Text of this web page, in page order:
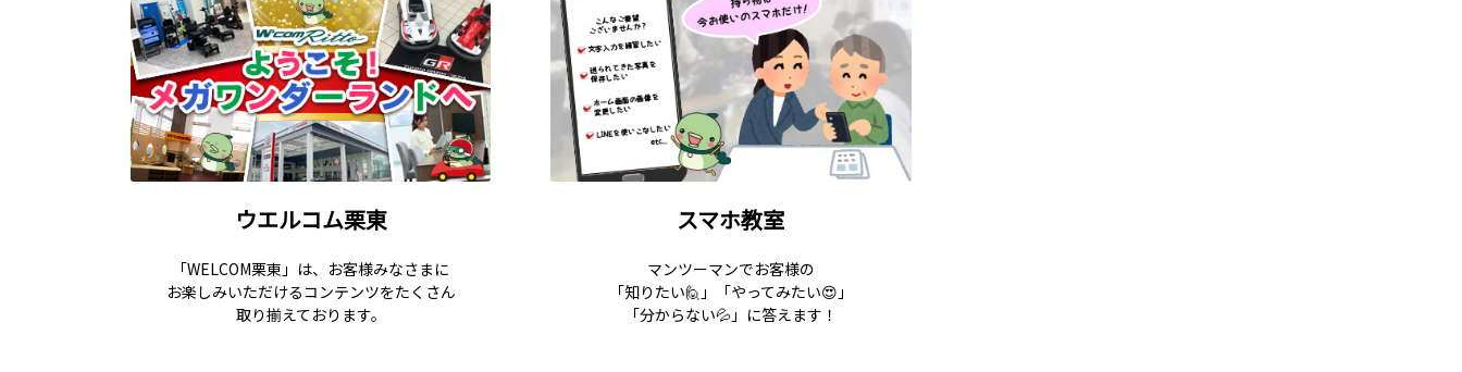
ウエルコム栗東
「WELCOM栗東」は、お客様みなさまに
お楽しみいただけるコンテンツをたくさん
取り揃えております。
スマホ教室
マンツーマンでお客様の
「知りたい🙋」「やってみたい😍」
「分からない💦」に答えます！